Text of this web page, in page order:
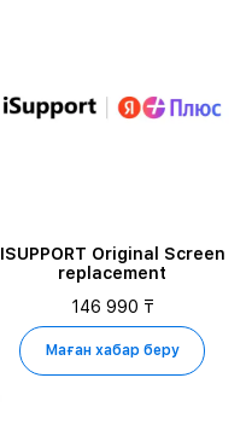
ISUPPORT Original Screen
replacement
146 990 ₸
Маған хабар беру